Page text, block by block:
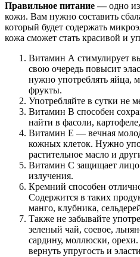
Правильное питание —одно
кожи. Вам нужно составить
который будет содержать
кожа сможет стать красивой и
Витамин А стимулирует
свою очередь повысит
нужно употреблять яйца,
фрукты.
Употребляйте в сутки не
Витамин В способен
найти в фасоли,
Витамин Е — вечная
кожных клеток. Нужно
растительное масло и
Витамин С защищает лицо
излучения.
Кремний способен
Содержится в таких
манго, клубника,
Также не забывайте
зеленый чай, соевое,
сардину, моллюски,
вернуть упругость и